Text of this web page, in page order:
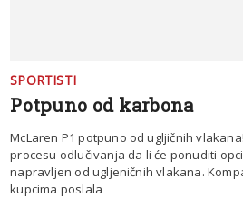
SPORTISTI
Potpuno od karbona
McLaren P1 potpuno od ugljičnih
procesu odlučivanja da li će ponuditi
napravljen od ugljeničnih vlakana.
kupcima poslala